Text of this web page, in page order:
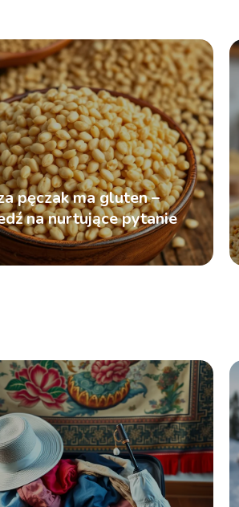
pęczak ma gluten –
na nurtujące pytanie